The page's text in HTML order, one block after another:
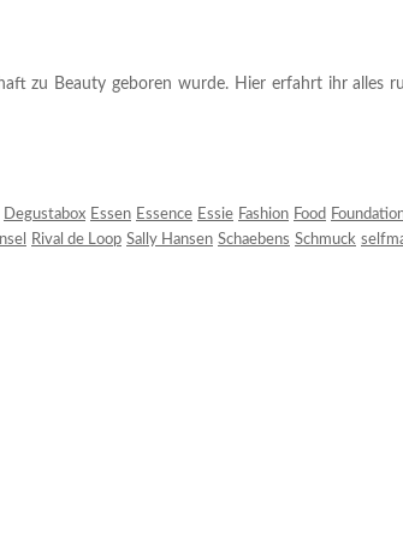
zu Beauty geboren wurde. Hier erfahrt ihr alles
Degustabox Essen Essence Essie Fashion Food
Rival de Loop Sally Hansen Schaebens Schmuck